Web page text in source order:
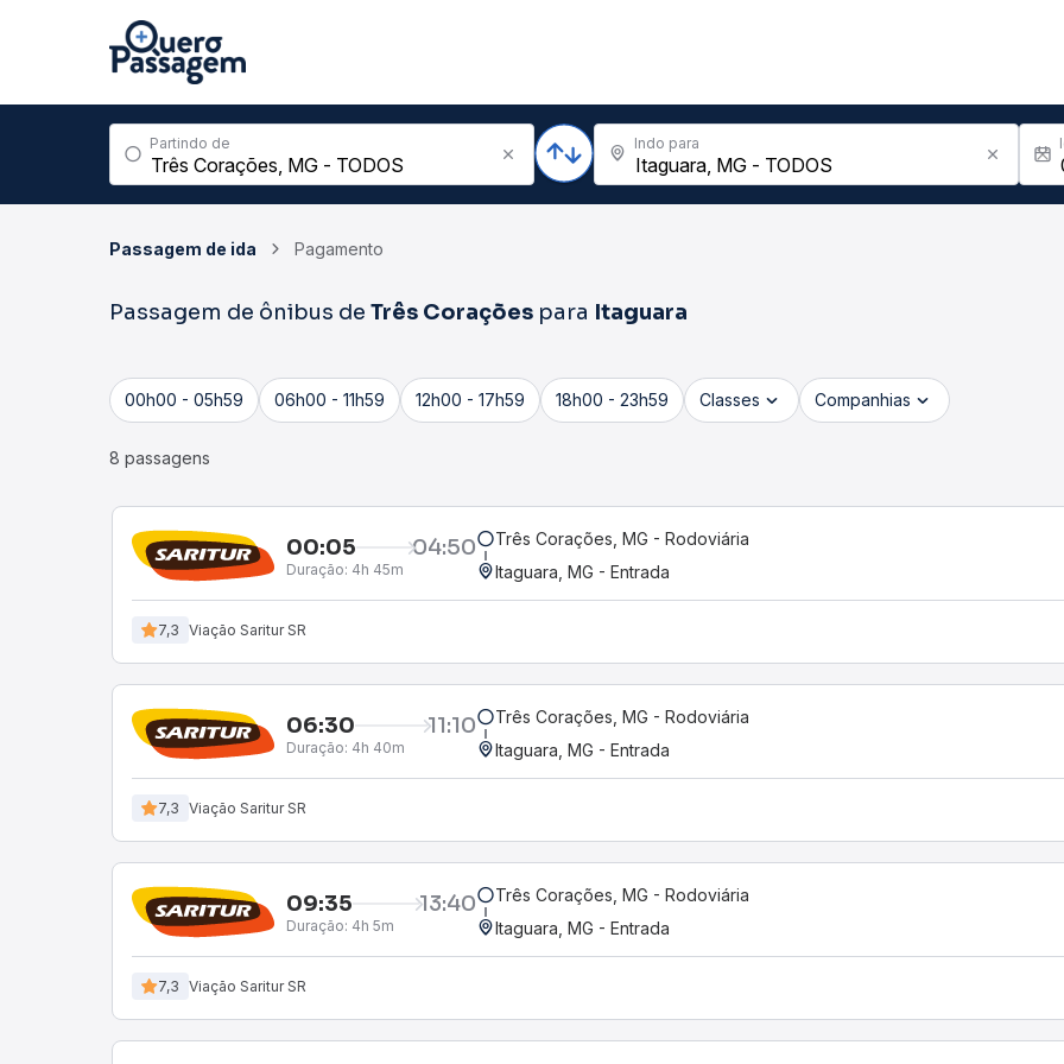
Partindo de Indo para
Passagem de ida Pagamento
Passagem de ônibus de Três Corações para Itaguara
00h00 - 05h59 06h00 - 11h59 12h00 - 17h59 18h00 - 23h59 Classes Companhias
8 passagens
00:05 04:50
Duração: 4h 45m
Três Corações, MG - Rodoviária
Itaguara, MG - Entrada
7,3 Viação Saritur SR
06:30 11:10
Duração: 4h 40m
Três Corações, MG - Rodoviária
Itaguara, MG - Entrada
7,3 Viação Saritur SR
09:35 13:40
Duração: 4h 5m
Três Corações, MG - Rodoviária
Itaguara, MG - Entrada
7,3 Viação Saritur SR